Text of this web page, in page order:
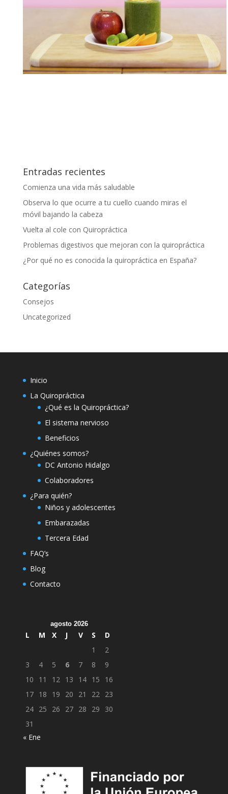
Entradas recientes
Comienza una vida más saludable
Observa lo que ocurre a tu cuello cuando miras el
móvil bajando la cabeza
Vuelta al cole con Quiropráctica
Problemas digestivos que mejoran con la quiropráctica
¿Por qué no es conocida la quiropráctica en España?
Categorías
Consejos
Uncategorized
Inicio
La Quiropráctica
¿Qué es la Quiropráctica?
El sistema nervioso
Beneficios
¿Quiénes somos?
DC Antonio Hidalgo
Colaboradores
¿Para quién?
Niños y adolescentes
Embarazadas
Tercera Edad
FAQ’s
Blog
Contacto
agosto 2026
L M X J V S
D
1
2
3
4 5 6 7 8
9
10
11 12 13 14 15
16
17 18 19 20 21 22
23
24 25 26 27 28 29
30
31
« Ene